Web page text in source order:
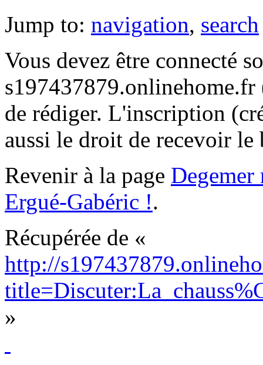
Jump to: navigation, search
Vous devez être connecté
de rédiger. L'inscription
aussi le droit de recevoir
Revenir à la page
Ergué-Gabéric !.
Récupérée de «
http://
»